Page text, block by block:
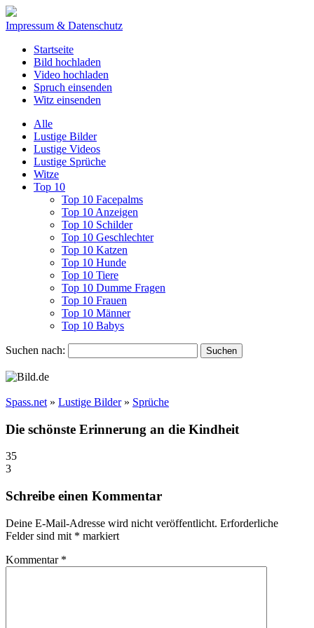
Impressum & Datenschutz
Startseite
Bild hochladen
Video hochladen
Spruch einsenden
Witz einsenden
Alle
Lustige Bilder
Lustige Videos
Lustige Sprüche
Witze
Top 10
Top 10 Facepalms
Top 10 Anzeigen
Top 10 Schilder
Top 10 Geschlechter
Top 10 Katzen
Top 10 Hunde
Top 10 Tiere
Top 10 Dumme Fragen
Top 10 Frauen
Top 10 Männer
Top 10 Babys
Suchen nach:
Spass.net » Lustige Bilder» Sprüche
Die schönste Erinnerung an die Kindheit
35
3
Schreibe einen Kommentar
Deine E-Mail-Adresse wird nicht veröffentlicht. Erforderliche
Felder sind mit * markiert
Kommentar *